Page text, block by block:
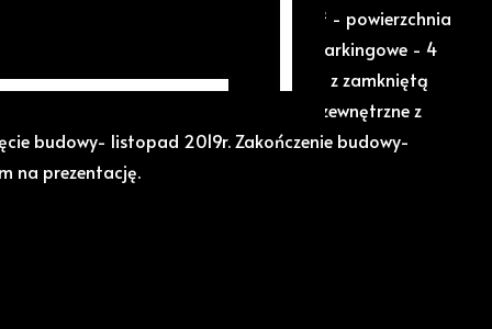
PCC 2%. - powierzchnia domu 76,15m² - powierzchnia
ogrodu od 142m² - dwa miejsca parkingowe - 4
- okna PCV trzyszybowe - piec z zamkniętą
podłogowe w całym domu - drzwi zewnętrzne z
budowy- listopad 2019r. Zakończenie budowy-
na prezentację.